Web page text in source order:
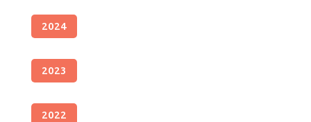
2024
2023
2022